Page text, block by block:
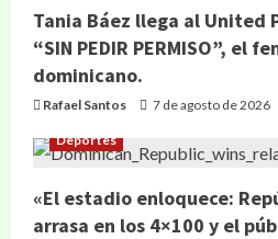
Tania Báez llega al United
“SIN PEDIR PERMISO”, el
dominicano.
Rafael Santos 7 de agosto de 2026
Deportes
«El estadio enloquece:
arrasa en los 4×100 y el